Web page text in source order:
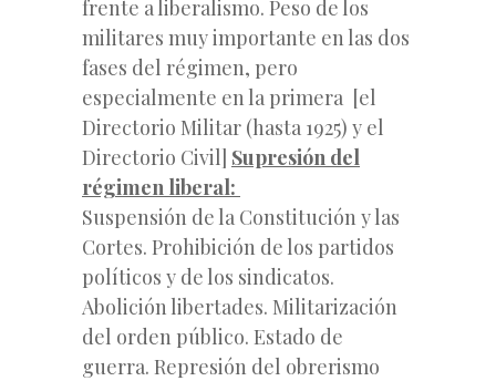
frente a liberalismo. Peso de los
militares muy importante en las dos
fases del régimen, pero
especialmente en la primera [el
Directorio Militar (hasta 1925) y el
Directorio Civil] Supresión del
régimen liberal:
Suspensión de la Constitución y las
Cortes. Prohibición de los partidos
políticos y de los sindicatos.
Abolición libertades. Militarización
del orden público. Estado de
guerra. Represión del obrerismo